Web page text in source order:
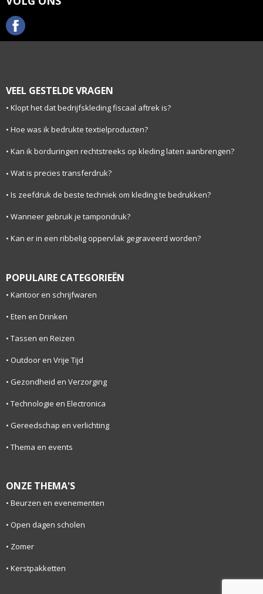
VEEL GESTELDE VRAGEN
Klopt het dat bedrijfskleding fiscaal aftrek is?
Hoe was ik bedrukte textielproducten?
Kan ik borduringen rechtstreeks op kleding laten aanbrengen?
Wat is precies transferdruk?
Is zeefdruk de beste techniek om kleding te bedrukken?
Wanneer gebruik je tampondruk?
Kan er in een ribbelig oppervlak gegraveerd worden?
POPULAIRE CATEGORIEËN
Kantoor en schrijfwaren
Eten en Drinken
Tassen en Reizen
Outdoor en Vrije Tijd
Gezondheid en Verzorging
Technologie en Electronica
Gereedschap en verlichting
Thema en events
ONZE THEMA'S
Beurzen en evenementen
Open dagen scholen
Zomer
Kerstpakketten